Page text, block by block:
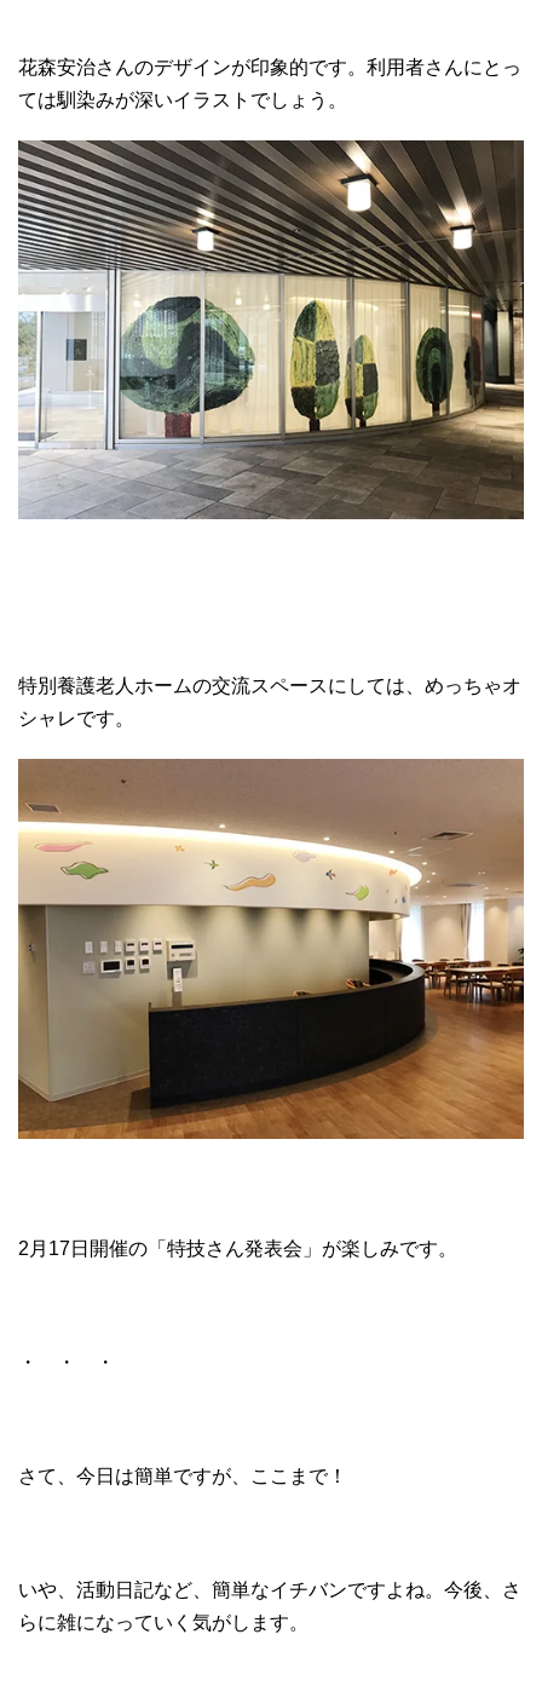
花森安治さんのデザインが印象的です。利用者さんにとっ
ては馴染みが深いイラストでしょう。
特別養護老人ホームの交流スペースにしては、めっちゃオ
シャレです。
2月17日開催の「特技さん発表会」が楽しみです。
・ ・ ・
さて、今日は簡単ですが、ここまで！
いや、活動日記など、簡単なイチバンですよね。今後、さ
らに雑になっていく気がします。